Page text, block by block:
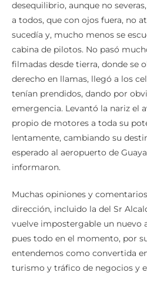
desequilibrio, aunque no
a todos, que con ojos fuera, no
sucedía y, mucho menos se
cabina de pilotos. No pasó
filmadas desde tierra, donde se
derecho en llamas, llegó a los
tenían prendidos, dando por
emergencia. Levantó la nariz el
propio de motores a toda su
lentamente, cambiando su
esperado al aeropuerto de
informaron.
Muchas opiniones y
dirección, incluido la del Sr
vuelve impostergable un nuevo
pues todo en el momento, por
entendemos como convertida
turismo y tráfico de negocios y